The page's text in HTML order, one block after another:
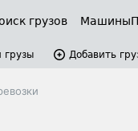
грузов Машины
грузы Добавить